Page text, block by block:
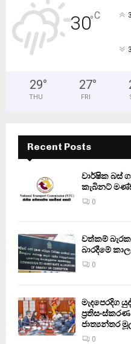
30°C
29°
THU
27°
FRI
Recent Posts
වාර්ෂික බස්
කැබිනට්
0
වත්කම්
බාරදීමේ
0
මැදපෙරදිග
ජාත්‍යන්තර
0